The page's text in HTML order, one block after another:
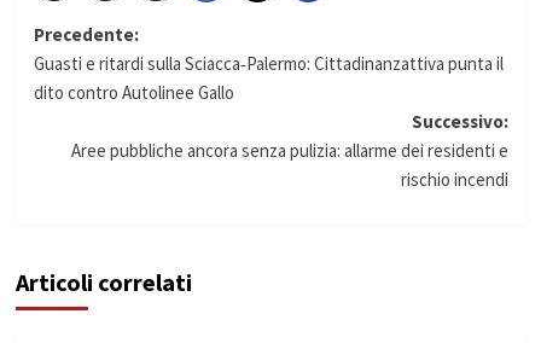
Navigazione
articolo
Precedente:
Guasti e ritardi sulla Sciacca‑Palermo: Cittadinanzattiva punta il
dito contro Autolinee Gallo
Successivo:
Aree pubbliche ancora senza pulizia: allarme dei residenti e
rischio incendi
Articoli correlati